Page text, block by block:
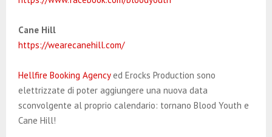
U
Cane Hill
https://wearecanehill.com/
Hellfire Booking Agencyed Erocks Production sono
elettrizzate di poter aggiungere una nuova data
sconvolgente al proprio calendario: tornano Blood Youth e
Cane Hill!